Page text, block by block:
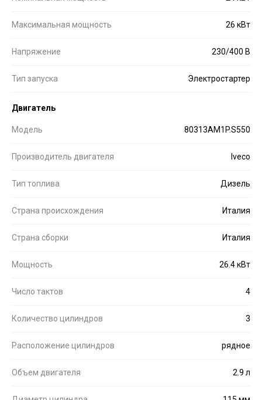
Максимальная мощность 26 кВт
Напряжение 230/400 В
Тип запуска Электростартер
Двигатель
Модель 80313AM1P.S550
Производитель двигателя Iveco
Тип топлива Дизель
Страна происхождения Италия
Страна сборки Италия
Мощность 26.4 кВт
Число тактов 4
Количество цилиндров 3
Расположение цилиндров рядное
Объем двигателя 2.9 л